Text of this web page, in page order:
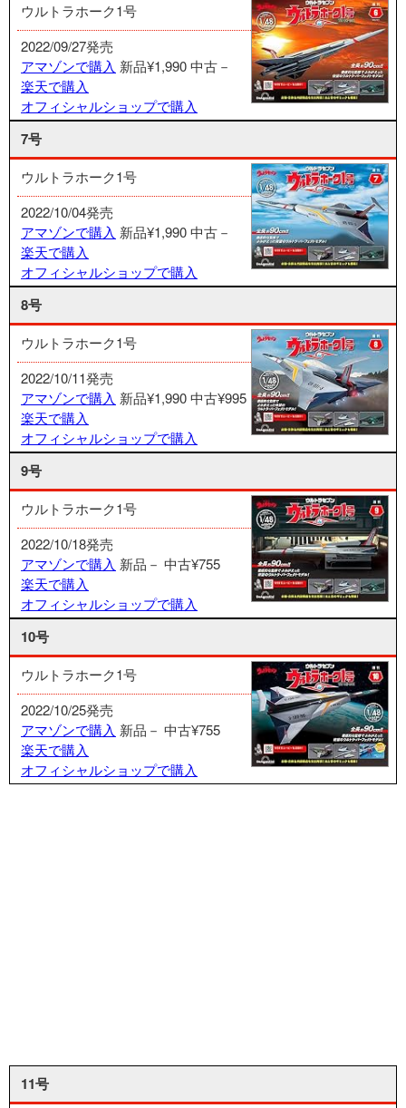
ウルトラホーク1号
2022/09/27発売
アマゾンで購入 新品¥1,990中古－
楽天で購入
オフィシャルショップで購入
7号
ウルトラホーク1号
2022/10/04発売
アマゾンで購入 新品¥1,990中古－
楽天で購入
オフィシャルショップで購入
8号
ウルトラホーク1号
2022/10/11発売
アマゾンで購入 新品¥1,990中古¥995
楽天で購入
オフィシャルショップで購入
9号
ウルトラホーク1号
2022/10/18発売
アマゾンで購入 新品－ 中古¥755
楽天で購入
オフィシャルショップで購入
10号
ウルトラホーク1号
2022/10/25発売
アマゾンで購入 新品－ 中古¥755
楽天で購入
オフィシャルショップで購入
11号